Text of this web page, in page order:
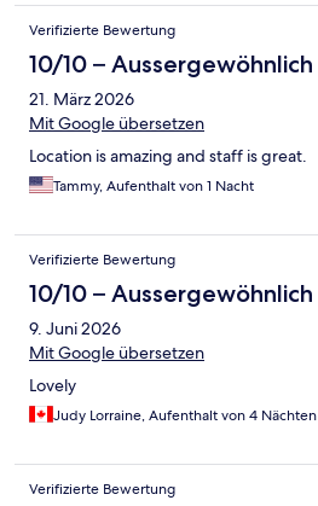
Verifizierte Bewertung
10/10 – Aussergewöhnlich
21. März 2026
Mit Google übersetzen
Location is amazing and staff is great.
Tammy, Aufenthalt von 1 Nacht
Verifizierte Bewertung
10/10 – Aussergewöhnlich
9. Juni 2026
Mit Google übersetzen
Lovely
Judy Lorraine, Aufenthalt von 4 Nächten
Verifizierte Bewertung